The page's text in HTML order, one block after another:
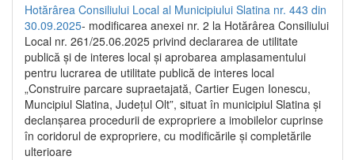
Hotărârea Consiliului Local al Municipiului Slatina nr. 443 din
30.09.2025- modificarea anexei nr. 2 la Hotărârea Consiliului
Local nr. 261/25.06.2025 privind declararea de utilitate
publică şi de interes local şi aprobarea amplasamentului
pentru lucrarea de utilitate publică de interes local
„Construire parcare supraetajată, Cartier Eugen Ionescu,
Muncipiul Slatina, Judeţul Olt”, situat în municipiul Slatina şi
declanşarea procedurii de expropriere a imobilelor cuprinse
în coridorul de expropriere, cu modificările şi completările
ulterioare